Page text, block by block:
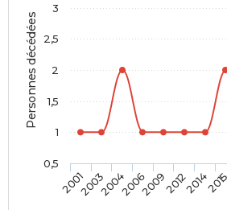
Personnes décédées
2001200320042006200920122014
0,5
1
1,5
2
2,5
3